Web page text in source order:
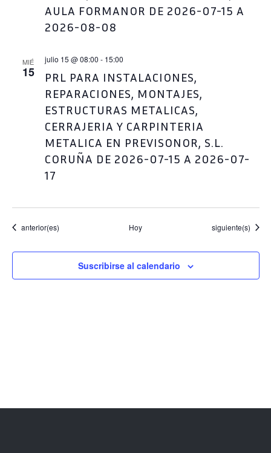
AULA FORMANOR DE 2026-07-15 A
2026-08-08
MIÉ
15
PRL PARA INSTALACIONES,
REPARACIONES, MONTAJES,
ESTRUCTURAS METALICAS,
CERRAJERIA Y CARPINTERIA
METALICA EN PREVISONOR, S.L.
CORUÑA DE 2026-07-15 A 2026-07-
17
julio 15 @ 08:00 - 15:00
Eventos
anterior(es) Hoy Eventos
siguiente(s)
Suscribirse al calendario